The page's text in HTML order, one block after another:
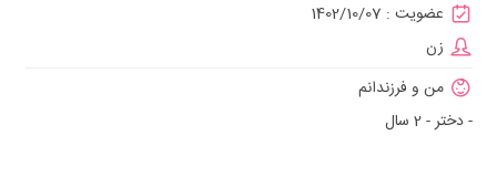
عضویت : 1402/10/07
زن
من و فرزندانم
- دختر - 2 سال